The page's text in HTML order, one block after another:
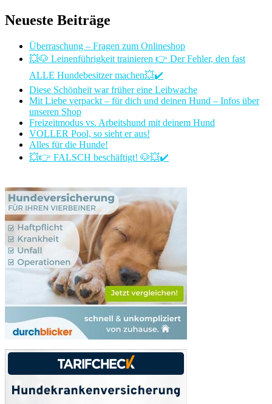
Neueste Beiträge
Überraschung – Fragen zum Onlineshop
💥🐶 Leinenführigkeit trainieren 👉 Der Fehler, den fast
ALLE Hundebesitzer machen💥✔️
Diese Schönheit war früher eine Leibwache
Mit Liebe verpackt – für dich und deinen Hund – Infos über
unseren Shop
Freizeitmodus vs. Arbeitshund mit deinem Hund
VOLLER Pool, so sieht er aus!
Alles für die Hunde!
💥👉 FALSCH beschäftigt! 🐶💥✔️